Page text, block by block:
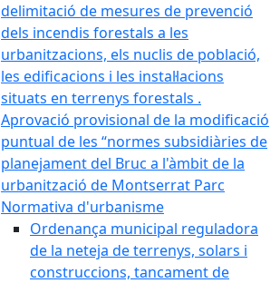
delimitació de mesures de prevenció
dels incendis forestals a les
urbanitzacions, els nuclis de població,
les edificacions i les instal·lacions
situats en terrenys forestals .
Aprovació provisional de la modificació
puntual de les “normes subsidiàries de
planejament del Bruc a l'àmbit de la
urbanització de Montserrat Parc
Normativa d'urbanisme
Ordenança municipal reguladora
de la neteja de terrenys, solars i
construccions, tancament de